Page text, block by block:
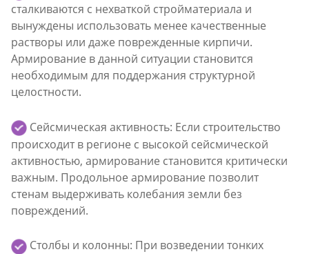
сталкиваются с нехваткой стройматериала и
вынуждены использовать менее качественные
растворы или даже поврежденные кирпичи.
Армирование в данной ситуации становится
необходимым для поддержания структурной
целостности.
Сейсмическая активность: Если строительство
происходит в регионе с высокой сейсмической
активностью, армирование становится критически
важным. Продольное армирование позволит
стенам выдерживать колебания земли без
повреждений.
Столбы и колонны: При возведении тонких